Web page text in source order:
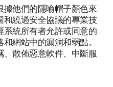
他們的隱喻帽子顏色來
繞過安全協議的專業技
統所有者允許或同意的
網站中的漏洞和弱點。
散佈惡意軟件、中斷服